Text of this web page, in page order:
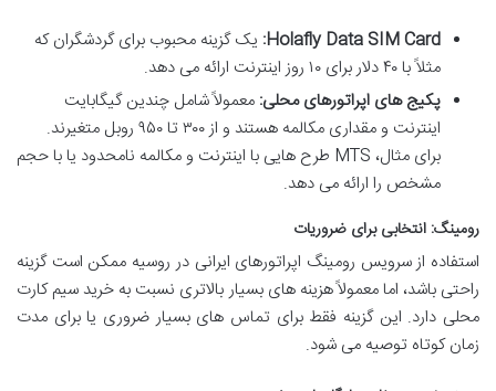
Holafly Data SIM Card: یک گزینه محبوب برای گردشگران که
مثلاً با ۴۰ دلار برای ۱۰ روز اینترنت ارائه می دهد.
پکیج های اپراتورهای محلی: معمولاً شامل چندین گیگابایت
اینترنت و مقداری مکالمه هستند و از ۳۰۰ تا ۹۵۰ روبل متغیرند.
برای مثال، MTS طرح هایی با اینترنت و مکالمه نامحدود یا با حجم
مشخص را ارائه می دهد.
رومینگ: انتخابی برای ضروریات
استفاده از سرویس رومینگ اپراتورهای ایرانی در روسیه ممکن است گزینه
راحتی باشد، اما معمولاً هزینه های بسیار بالاتری نسبت به خرید سیم کارت
محلی دارد. این گزینه فقط برای تماس های بسیار ضروری یا برای مدت
زمان کوتاه توصیه می شود.